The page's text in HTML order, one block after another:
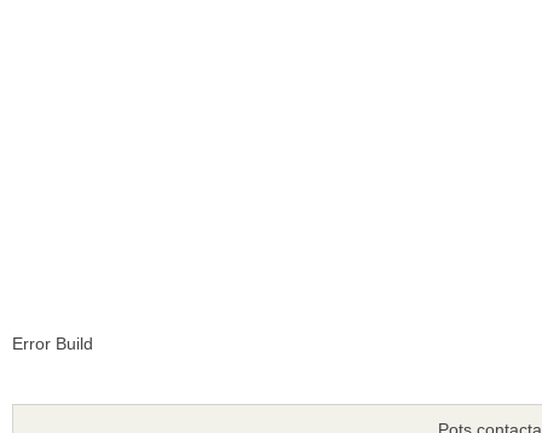
Error Build